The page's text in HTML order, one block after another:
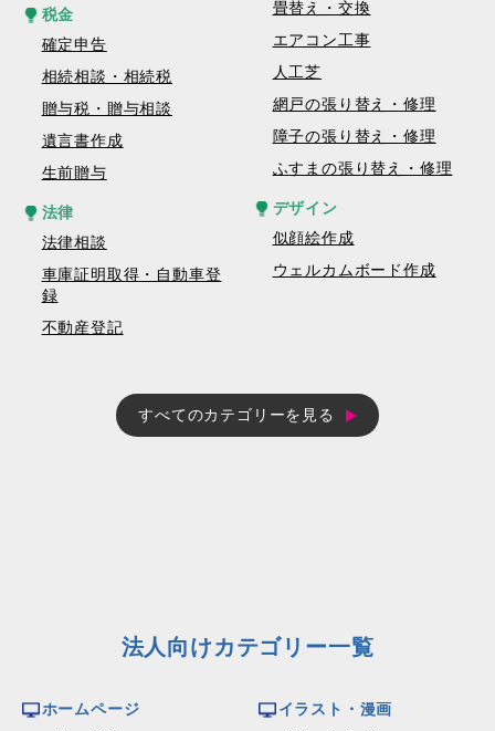
税金
確定申告
相続相談・相続税
贈与税・贈与相談
遺言書作成
生前贈与
法律
法律相談
車庫証明取得・自動車登
録
不動産登記
畳替え・交換
エアコン工事
人工芝
網戸の張り替え・修理
障子の張り替え・修理
ふすまの張り替え・修理
デザイン
似顔絵作成
ウェルカムボード作成
すべてのカテゴリーを見る
法人向けカテゴリー一覧
ホームページ
イラスト・漫画